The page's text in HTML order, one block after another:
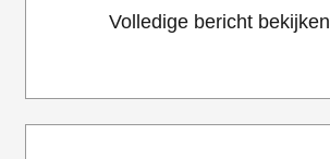
Volledige bericht bekijken